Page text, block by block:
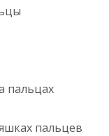
пальцах
пальцев